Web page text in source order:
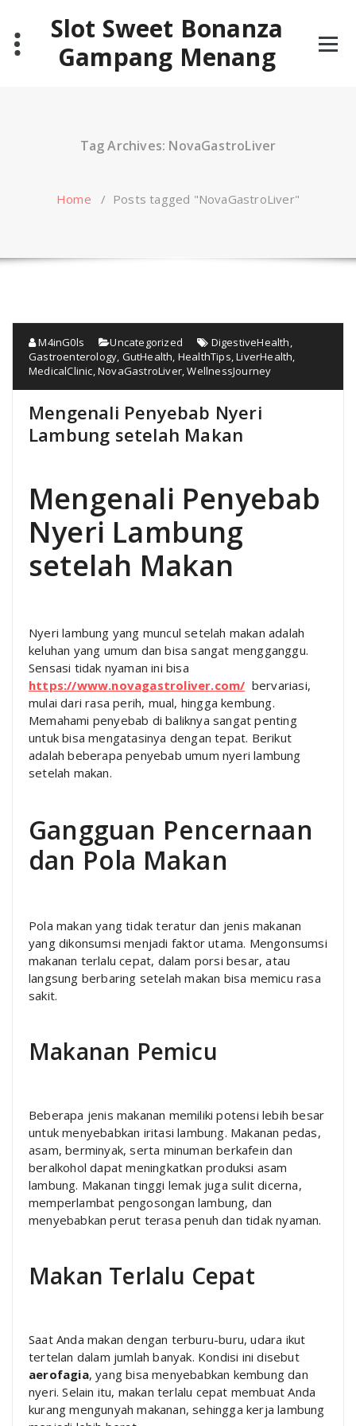
content
Slot Sweet Bonanza
Gampang Menang
Tag Archives: NovaGastroLiver
Home / Posts tagged "NovaGastroLiver"
M4inG0ls Uncategorized DigestiveHealth
Gastroenterology GutHealth HealthTips ,LiverHealth
MedicalClinic ,NovaGastroLiver ,WellnessJourney
Mengenali Penyebab Nyeri
Lambung setelah Makan
Mengenali Penyebab
Nyeri Lambung
setelah Makan
Nyeri lambung yang muncul setelah makan adalah
keluhan yang umum dan bisa sangat mengganggu.
Sensasi tidak nyaman ini bisa
https://www.novagastroliver.com/ bervariasi,
mulai dari rasa perih, mual, hingga kembung.
Memahami penyebab di baliknya sangat penting
untuk bisa mengatasinya dengan tepat. Berikut
adalah beberapa penyebab umum nyeri lambung
setelah makan.
Gangguan Pencernaan
dan Pola Makan
Pola makan yang tidak teratur dan jenis makanan
yang dikonsumsi menjadi faktor utama. Mengonsumsi
makanan terlalu cepat, dalam porsi besar, atau
langsung berbaring setelah makan bisa memicu rasa
sakit.
Makanan Pemicu
Beberapa jenis makanan memiliki potensi lebih besar
untuk menyebabkan iritasi lambung. Makanan pedas,
asam, berminyak, serta minuman berkafein dan
beralkohol dapat meningkatkan produksi asam
lambung. Makanan tinggi lemak juga sulit dicerna,
memperlambat pengosongan lambung, dan
menyebabkan perut terasa penuh dan tidak nyaman.
Makan Terlalu Cepat
Saat Anda makan dengan terburu-buru, udara ikut
tertelan dalam jumlah banyak. Kondisi ini disebut
aerofagia, yang bisa menyebabkan kembung dan
nyeri. Selain itu, makan terlalu cepat membuat Anda
kurang mengunyah makanan, sehingga kerja lambung